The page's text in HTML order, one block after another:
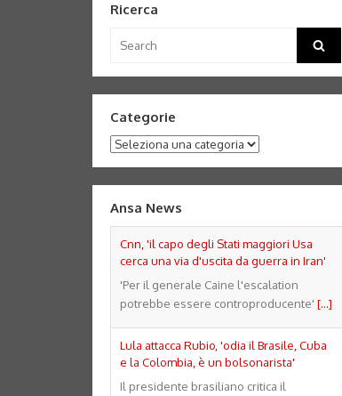
Ricerca
for:
Search
Categorie
Categorie
Ansa News
Cnn, 'il capo degli Stati maggiori Usa
cerca una via d'uscita da guerra in Iran'
'Per il generale Caine l'escalation
potrebbe essere controproducente' [...]
Lula attacca Rubio, 'odia il Brasile, Cuba
e la Colombia, è un bolsonarista'
Il presidente brasiliano critica il